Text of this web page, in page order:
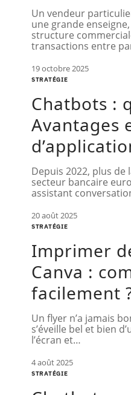
Un vendeur
une grande
structure
transactions entre
19 octobre 2025
STRATÉGIE
Chatbots :
Avantages
Depuis 2022, plus
secteur bancaire
assistant
20 août 2025
STRATÉGIE
Imprimer
Canva :
facilement
Un flyer n’a jamais
s’éveille bel et bien
l’écran et…
4 août 2025
STRATÉGIE